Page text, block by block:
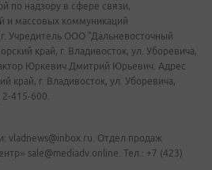
по надзору в сфере связи,
и массовых коммуникаций
Учредитель ООО "Дальневосточный
край, г. Владивосток, ул. Уборевича,
Юркевич Дмитрий Юрьевич. Адрес
край, г. Владивосток, ул. Уборевича,
415-600.
vladnews@inbox.ru. Отдел продаж
sale@mediadv.online. Тел.: +7 (423)